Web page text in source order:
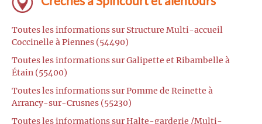
Toutes les informations sur Structure Multi-accueil
Coccinelle à Piennes (54490)
Toutes les informations sur Galipette et Ribambelle à
Étain (55400)
Toutes les informations sur Pomme de Reinette à
Arrancy-sur-Crusnes (55230)
Toutes les informations sur Halte-garderie /Multi-